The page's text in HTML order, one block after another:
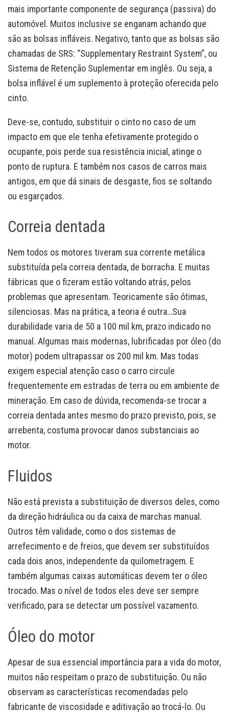
mais importante componente de segurança (passiva) do
automóvel. Muitos inclusive se enganam achando que
são as bolsas infláveis. Negativo, tanto que as bolsas são
chamadas de SRS: “Supplementary Restraint System”, ou
Sistema de Retenção Suplementar em inglês. Ou seja, a
bolsa inflável é um suplemento à proteção oferecida pelo
cinto.
Deve-se, contudo, substituir o cinto no caso de um
impacto em que ele tenha efetivamente protegido o
ocupante, pois perde sua resistência inicial, atinge o
ponto de ruptura. E também nos casos de carros mais
antigos, em que dá sinais de desgaste, fios se soltando
ou esgarçados.
Correia dentada
Nem todos os motores tiveram sua corrente metálica
substituída pela correia dentada, de borracha. E muitas
fábricas que o fizeram estão voltando atrás, pelos
problemas que apresentam. Teoricamente são ótimas,
silenciosas. Mas na prática, a teoria é outra…Sua
durabilidade varia de 50 a 100 mil km, prazo indicado no
manual. Algumas mais modernas, lubrificadas por óleo (do
motor) podem ultrapassar os 200 mil km. Mas todas
exigem especial atenção caso o carro circule
frequentemente em estradas de terra ou em ambiente de
mineração. Em caso de dúvida, recomenda-se trocar a
correia dentada antes mesmo do prazo previsto, pois, se
arrebenta, costuma provocar danos substanciais ao
motor.
Fluidos
Não está prevista a substituição de diversos deles, como
da direção hidráulica ou da caixa de marchas manual.
Outros têm validade, como o dos sistemas de
arrefecimento e de freios, que devem ser substituídos
cada dois anos, independente da quilometragem. E
também algumas caixas automáticas devem ter o óleo
trocado. Mas o nível de todos eles deve ser sempre
verificado, para se detectar um possível vazamento.
Óleo do motor
Apesar de sua essencial importância para a vida do motor,
muitos não respeitam o prazo de substituição. Ou não
observam as características recomendadas pelo
fabricante de viscosidade e aditivação ao trocá-lo. Ou